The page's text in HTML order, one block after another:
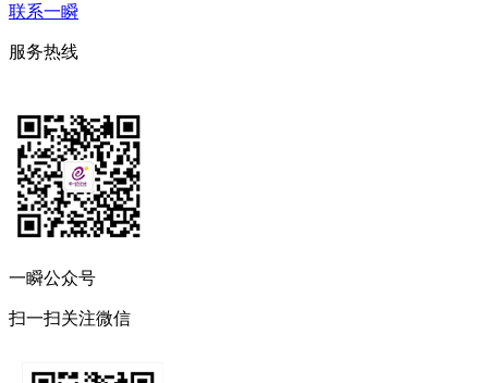
联系一瞬
服务热线
一瞬公众号
扫一扫关注微信